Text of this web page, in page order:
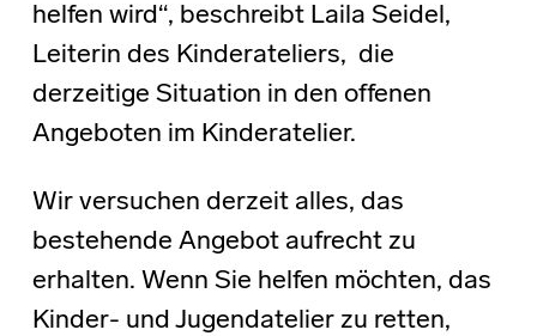
helfen wird“, beschreibt Laila Seidel,
Leiterin des Kinderateliers, die
derzeitige Situation in den offenen
Angeboten im Kinderatelier.
Wir versuchen derzeit alles, das
bestehende Angebot aufrecht zu
erhalten. Wenn Sie helfen möchten, das
Kinder- und Jugendatelier zu retten,